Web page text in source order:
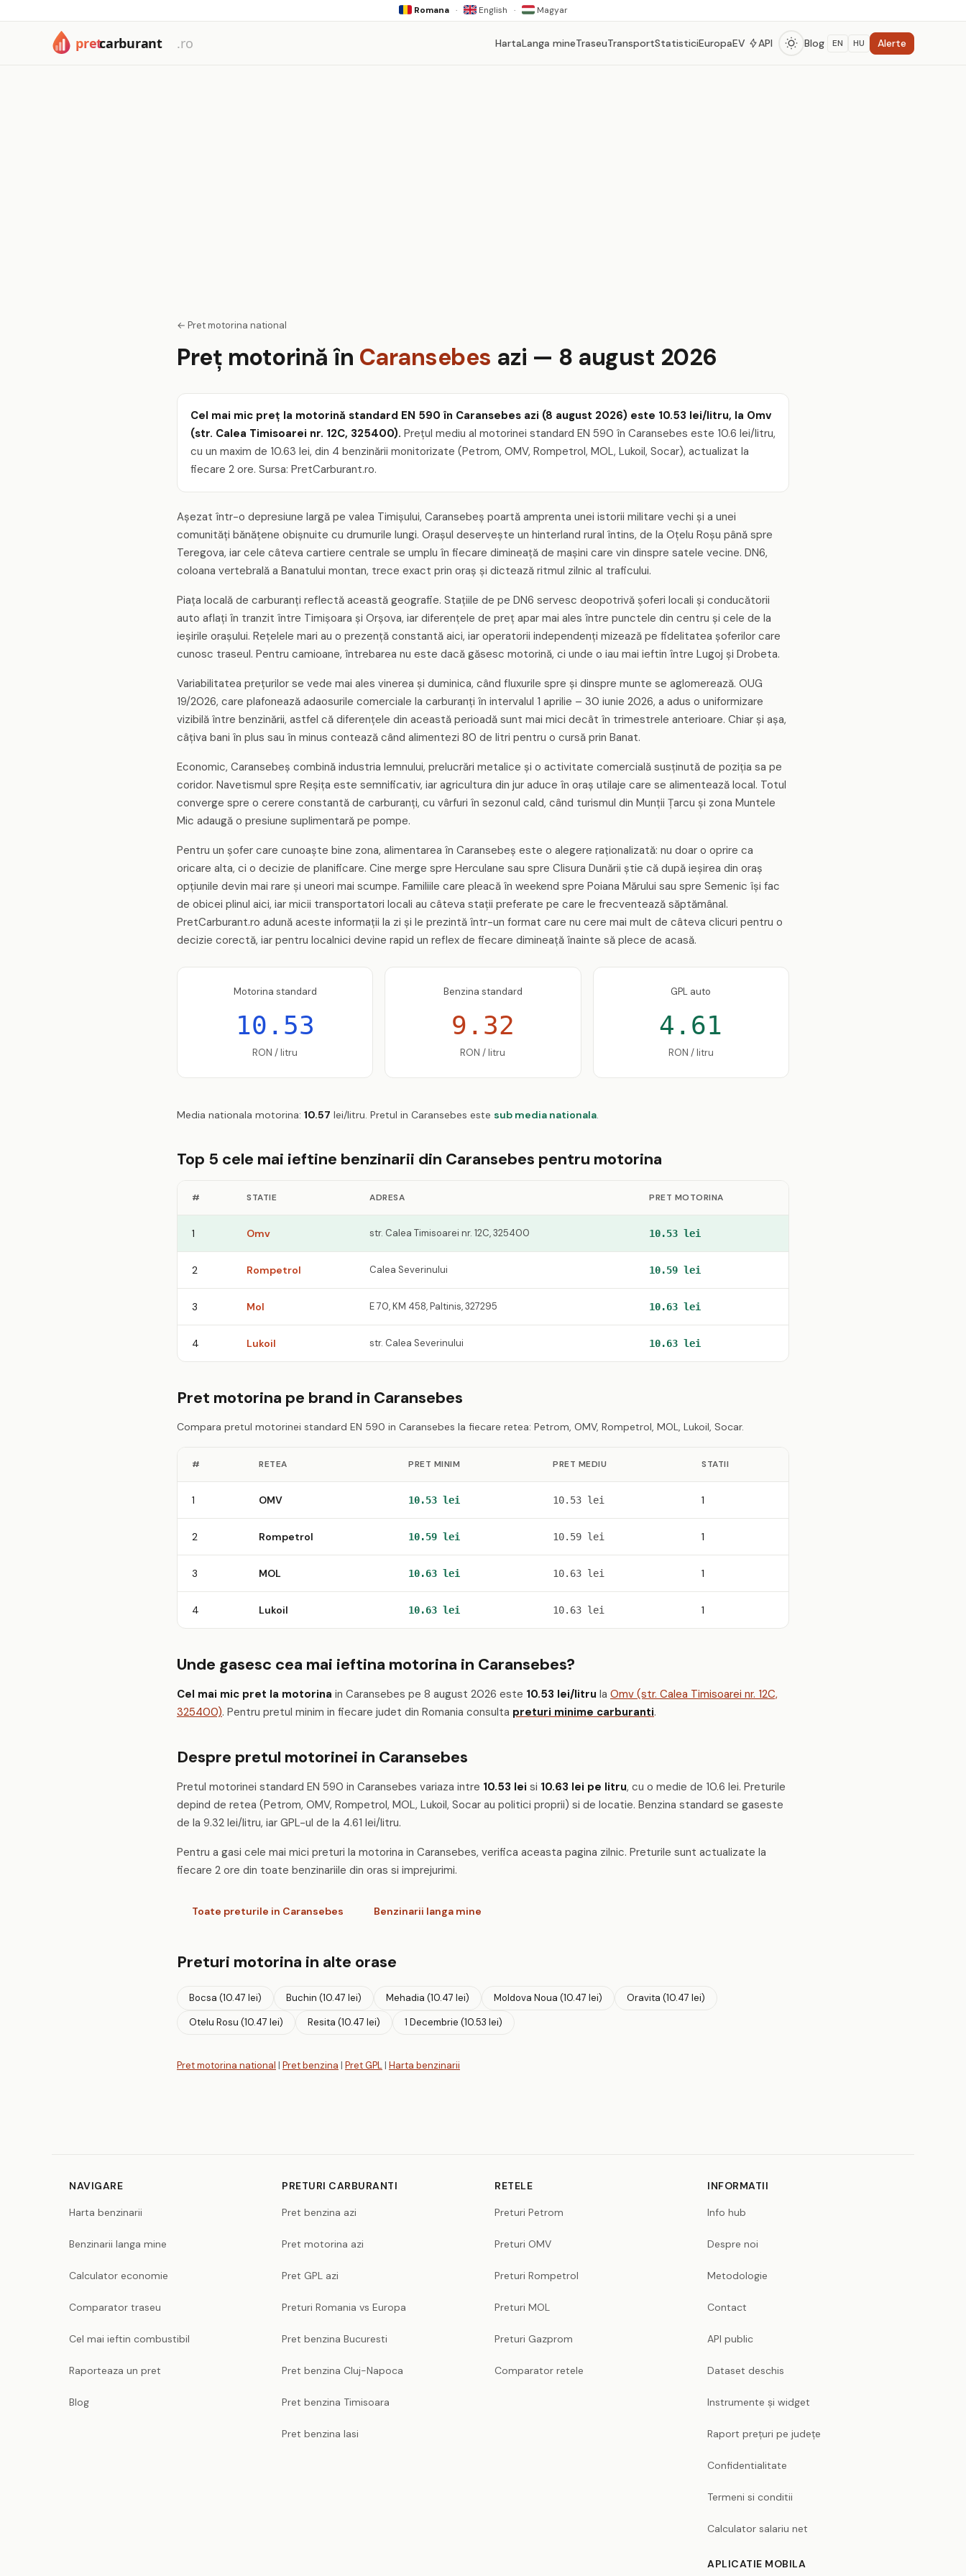
Romana · English · Magyar
HartaLanga mineTraseuTransportStatisticiEuropaEV API Blog EN HU Alerte
← Pret motorina national
Preț motorină în Caransebes azi — 8 august 2026
Cel mai mic preț la motorină standard EN 590 în Caransebes azi (8 august 2026) este 10.53 lei/litru, la Omv
(str. Calea Timisoarei nr. 12C, 325400). Prețul mediu al motorinei standard EN 590 în Caransebes este 10.6 lei/litru,
cu un maxim de 10.63 lei, din 4 benzinării monitorizate (Petrom, OMV, Rompetrol, MOL, Lukoil, Socar), actualizat la
fiecare 2 ore. Sursa: PretCarburant.ro.
Așezat într-o depresiune largă pe valea Timișului, Caransebeș poartă amprenta unei istorii militare vechi și a unei
comunități bănățene obișnuite cu drumurile lungi. Orașul deservește un hinterland rural întins, de la Oțelu Roșu până spre
Teregova, iar cele câteva cartiere centrale se umplu în fiecare dimineață de mașini care vin dinspre satele vecine. DN6,
coloana vertebrală a Banatului montan, trece exact prin oraș și dictează ritmul zilnic al traficului.
Piața locală de carburanți reflectă această geografie. Stațiile de pe DN6 servesc deopotrivă șoferi locali și conducătorii
auto aflați în tranzit între Timișoara și Orșova, iar diferențele de preț apar mai ales între punctele din centru și cele de la
ieșirile orașului. Rețelele mari au o prezență constantă aici, iar operatorii independenți mizează pe fidelitatea șoferilor care
cunosc traseul. Pentru camioane, întrebarea nu este dacă găsesc motorină, ci unde o iau mai ieftin între Lugoj și Drobeta.
Variabilitatea prețurilor se vede mai ales vinerea și duminica, când fluxurile spre și dinspre munte se aglomerează. OUG
19/2026, care plafonează adaosurile comerciale la carburanți în intervalul 1 aprilie – 30 iunie 2026, a adus o uniformizare
vizibilă între benzinării, astfel că diferențele din această perioadă sunt mai mici decât în trimestrele anterioare. Chiar și așa,
câțiva bani în plus sau în minus contează când alimentezi 80 de litri pentru o cursă prin Banat.
Economic, Caransebeș combină industria lemnului, prelucrări metalice și o activitate comercială susținută de poziția sa pe
coridor. Navetismul spre Reșița este semnificativ, iar agricultura din jur aduce în oraș utilaje care se alimentează local. Totul
converge spre o cerere constantă de carburanți, cu vârfuri în sezonul cald, când turismul din Munții Țarcu și zona Muntele
Mic adaugă o presiune suplimentară pe pompe.
Pentru un șofer care cunoaște bine zona, alimentarea în Caransebeș este o alegere raționalizată: nu doar o oprire ca
oricare alta, ci o decizie de planificare. Cine merge spre Herculane sau spre Clisura Dunării știe că după ieșirea din oraș
opțiunile devin mai rare și uneori mai scumpe. Familiile care pleacă în weekend spre Poiana Mărului sau spre Semenic își fac
de obicei plinul aici, iar micii transportatori locali au câteva stații preferate pe care le frecventează săptămânal.
PretCarburant.ro adună aceste informații la zi și le prezintă într-un format care nu cere mai mult de câteva clicuri pentru o
decizie corectă, iar pentru localnici devine rapid un reflex de fiecare dimineață înainte să plece de acasă.
Motorina standard
10.53
RON / litru
Benzina standard
9.32
RON / litru
GPL auto
4.61
RON / litru
Media nationala motorina: 10.57 lei/litru. Pretul in Caransebes este sub media nationala.
Top 5 cele mai ieftine benzinarii din Caransebes pentru motorina
# STATIE ADRESA PRET MOTORINA
1 Omv str. Calea Timisoarei nr. 12C, 325400 10.53 lei
2 Rompetrol Calea Severinului 10.59 lei
3 Mol E 70, KM 458, Paltinis, 327295 10.63 lei
4 Lukoil str. Calea Severinului 10.63 lei
Pret motorina pe brand in Caransebes
Compara pretul motorinei standard EN 590 in Caransebes la fiecare retea: Petrom, OMV, Rompetrol, MOL, Lukoil, Socar.
# RETEA PRET MINIM PRET MEDIU STATII
1 OMV 10.53 lei 10.53 lei 1
2 Rompetrol 10.59 lei 10.59 lei 1
3 MOL 10.63 lei 10.63 lei 1
4 Lukoil 10.63 lei 10.63 lei 1
Unde gasesc cea mai ieftina motorina in Caransebes?
Cel mai mic pret la motorina in Caransebes pe 8 august 2026 este 10.53 lei/litru la Omv (str. Calea Timisoarei nr. 12C,
325400). Pentru pretul minim in fiecare judet din Romania consulta preturi minime carburanti.
Despre pretul motorinei in Caransebes
Pretul motorinei standard EN 590 in Caransebes variaza intre 10.53 lei si 10.63 lei pe litru, cu o medie de 10.6 lei. Preturile
depind de retea (Petrom, OMV, Rompetrol, MOL, Lukoil, Socar au politici proprii) si de locatie. Benzina standard se gaseste
de la 9.32 lei/litru, iar GPL-ul de la 4.61 lei/litru.
Pentru a gasi cele mai mici preturi la motorina in Caransebes, verifica aceasta pagina zilnic. Preturile sunt actualizate la
fiecare 2 ore din toate benzinariile din oras si imprejurimi.
Toate preturile in Caransebes Benzinarii langa mine
Preturi motorina in alte orase
Bocsa (10.47 lei) Buchin (10.47 lei) Mehadia (10.47 lei) Moldova Noua (10.47 lei)
Oravita (10.47 lei)
Otelu Rosu (10.47 lei)
Resita (10.47 lei) 1 Decembrie (10.53 lei)
Pret motorina national | Pret benzina | Pret GPL| Harta benzinarii
NAVIGARE
Harta benzinarii
Benzinarii langa mine
Calculator economie
Comparator traseu
Cel mai ieftin combustibil
Raporteaza un pret
Blog
PRETURI CARBURANTI
Pret benzina azi
Pret motorina azi
Pret GPL azi
Preturi Romania vs Europa
Pret benzina Bucuresti
Pret benzina Cluj-Napoca
Pret benzina Timisoara
Pret benzina Iasi
RETELE
Preturi Petrom
Preturi OMV
Preturi Rompetrol
Preturi MOL
Preturi Gazprom
Comparator retele
INFORMATII
Info hub
Despre noi
Metodologie
Contact
API public
Dataset deschis
Instrumente și widget
Raport prețuri pe județe
Confidentialitate
Termeni si conditii
Calculator salariu net
APLICATIE MOBILA